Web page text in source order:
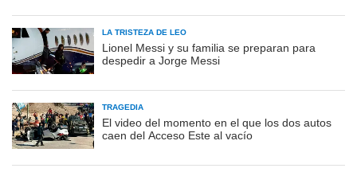
LA TRISTEZA DE LEO
Lionel Messi y su familia se preparan para
despedir a Jorge Messi
TRAGEDIA
El video del momento en el que los dos autos
caen del Acceso Este al vacío